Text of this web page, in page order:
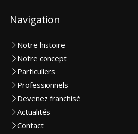
Navigation
Notre histoire
Notre concept
Particuliers
Professionnels
Devenez franchisé
Actualités
Contact